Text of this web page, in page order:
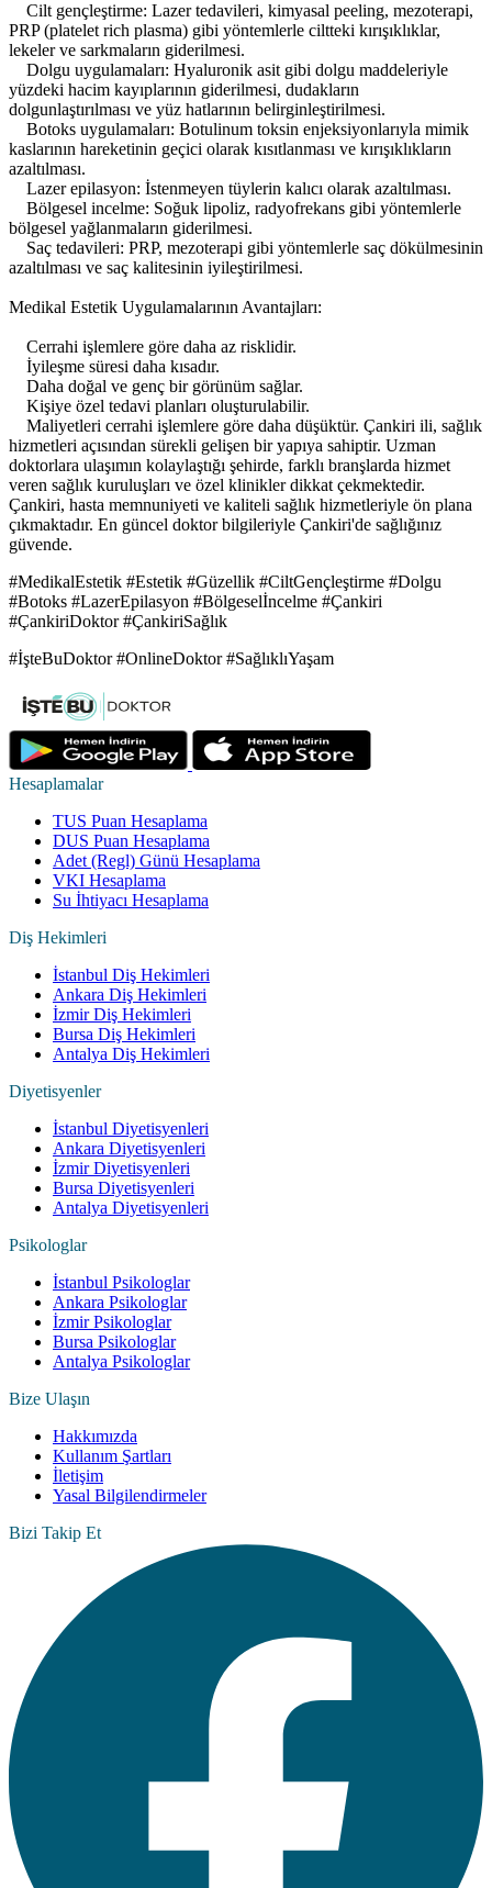
Cilt gençleştirme: Lazer tedavileri, kimyasal peeling, mezoterapi,
PRP (platelet rich plasma) gibi yöntemlerle ciltteki kırışıklıklar,
lekeler ve sarkmaların giderilmesi.
Dolgu uygulamaları: Hyaluronik asit gibi dolgu maddeleriyle
yüzdeki hacim kayıplarının giderilmesi, dudakların
dolgunlaştırılması ve yüz hatlarının belirginleştirilmesi.
Botoks uygulamaları: Botulinum toksin enjeksiyonlarıyla mimik
kaslarının hareketinin geçici olarak kısıtlanması ve kırışıklıkların
azaltılması.
Lazer epilasyon: İstenmeyen tüylerin kalıcı olarak azaltılması.
Bölgesel incelme: Soğuk lipoliz, radyofrekans gibi yöntemlerle
bölgesel yağlanmaların giderilmesi.
Saç tedavileri: PRP, mezoterapi gibi yöntemlerle saç dökülmesinin
azaltılması ve saç kalitesinin iyileştirilmesi.
Medikal Estetik Uygulamalarının Avantajları:
Cerrahi işlemlere göre daha az risklidir.
İyileşme süresi daha kısadır.
Daha doğal ve genç bir görünüm sağlar.
Kişiye özel tedavi planları oluşturulabilir.
Maliyetleri cerrahi işlemlere göre daha düşüktür. Çankiri ili, sağlık
hizmetleri açısından sürekli gelişen bir yapıya sahiptir. Uzman
doktorlara ulaşımın kolaylaştığı şehirde, farklı branşlarda hizmet
veren sağlık kuruluşları ve özel klinikler dikkat çekmektedir.
Çankiri, hasta memnuniyeti ve kaliteli sağlık hizmetleriyle ön plana
çıkmaktadır. En güncel doktor bilgileriyle Çankiri'de sağlığınız
güvende.
#MedikalEstetik #Estetik #Güzellik #CiltGençleştirme #Dolgu
#Botoks #LazerEpilasyon #Bölgeselİncelme #Çankiri
#ÇankiriDoktor #ÇankiriSağlık
#İşteBuDoktor #OnlineDoktor #SağlıklıYaşam
Hesaplamalar
TUS Puan Hesaplama
DUS Puan Hesaplama
Adet (Regl) Günü Hesaplama
VKI Hesaplama
Su İhtiyacı Hesaplama
Diş Hekimleri
İstanbul Diş Hekimleri
Ankara Diş Hekimleri
İzmir Diş Hekimleri
Bursa Diş Hekimleri
Antalya Diş Hekimleri
Diyetisyenler
İstanbul Diyetisyenleri
Ankara Diyetisyenleri
İzmir Diyetisyenleri
Bursa Diyetisyenleri
Antalya Diyetisyenleri
Psikologlar
İstanbul Psikologlar
Ankara Psikologlar
İzmir Psikologlar
Bursa Psikologlar
Antalya Psikologlar
Bize Ulaşın
Hakkımızda
Kullanım Şartları
İletişim
Yasal Bilgilendirmeler
Bizi Takip Et